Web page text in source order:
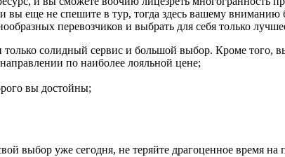
еще не спешите в тур, тогда здесь вашему вниманию
перевозчиков и выбрать для себя только
солидный сервис и большой выбор. Кроме того,
по наиболее лояльной цене;
вы достойны;
выбор уже сегодня, не теряйте драгоценное время